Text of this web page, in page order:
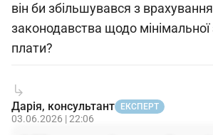
він би збільшувався з
законодавства щодо мінімальної
плати?
Дарія, консультант ЕКСПЕРТ
03.06.2026 | 22:06